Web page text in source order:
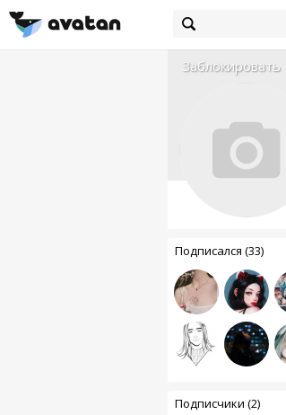
Заблокировать
Подписался (33)
Подписчики (2)